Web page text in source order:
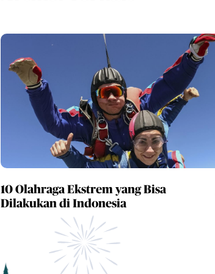
10 Olahraga Ekstrem yang Bisa
Dilakukan di Indonesia